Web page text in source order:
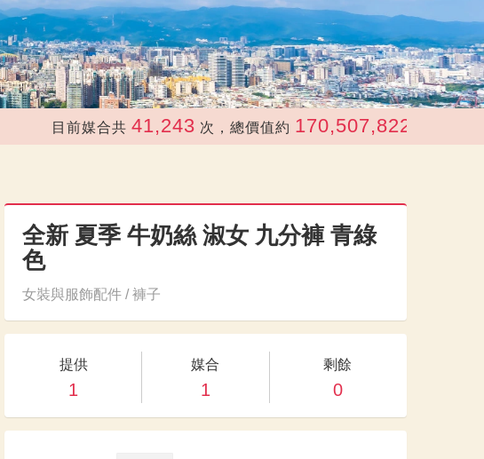
目前媒合共 41,243 次，總價值約 170,507,822 元
全新 夏季 牛奶絲 淑女 九分褲 青綠
色
女裝與服飾配件 / 褲子
提供
1
媒合
1
剩餘
0